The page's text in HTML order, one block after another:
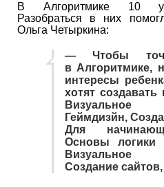
В Алгоритмике 10
Разобраться в них
Ольга Четыркина:
— Чтобы
в Алгоритмике,
интересы
хотят
Визуальное
Геймдизйн,
Для
Основы логики
Визуальное
Создание